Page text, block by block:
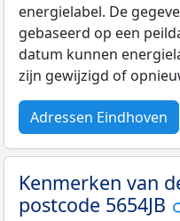
energielabel. De
gebaseerd op een
datum kunnen
zijn gewijzigd of
Adressen Eindhoven
Kenmerken van
postcode 5654JB